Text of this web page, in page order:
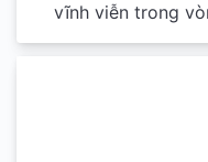
vĩnh viễn trong